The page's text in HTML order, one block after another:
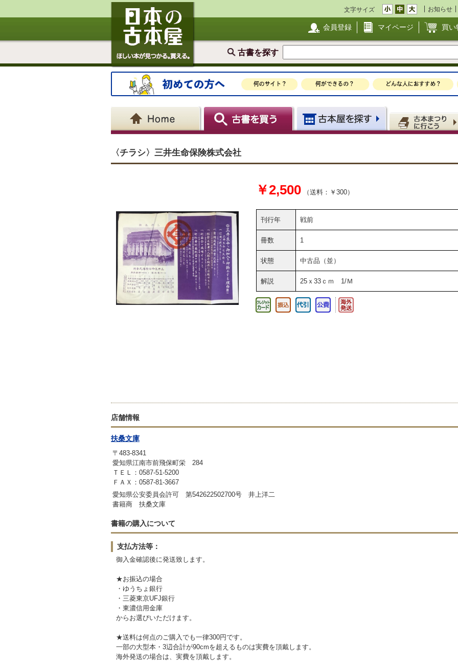
文字サイズ お知らせ
会員登録 マイページ 買い
古書を探す
〈チラシ〉三井生命保険株式会社
￥2,500 （送料：￥300）
刊行年 戦前
冊数 1
状態 中古品（並）
解説 25ｘ33ｃｍ 1/Ｍ
店舗情報
扶桑文庫
〒483-8341
愛知県江南市前飛保町栄 284
ＴＥＬ：0587-51-5200
ＦＡＸ：0587-81-3667
愛知県公安委員会許可 第542622502700号 井上洋二
書籍商 扶桑文庫
書籍の購入について
支払方法等：
御入金確認後に発送致します。
★お振込の場合
・ゆうちょ銀行
・三菱東京UFJ銀行
・東濃信用金庫
からお選びいただけます。
★送料は何点のご購入でも一律300円です。
一部の大型本・3辺合計が90cmを超えるものは実費を頂戴します。
海外発送の場合は、実費を頂戴します。